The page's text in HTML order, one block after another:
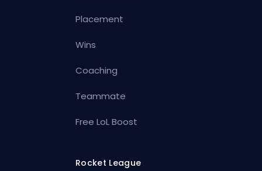
Placement
Wins
Coaching
Teammate
Free LoL Boost
Rocket League